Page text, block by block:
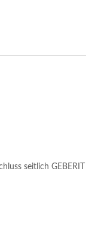
seitlich GEBERIT